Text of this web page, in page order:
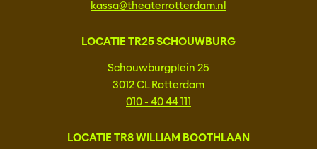
kassa@theaterrotterdam.nl
LOCATIE TR25 SCHOUWBURG
Schouwburgplein 25
3012 CL Rotterdam
010 - 40 44 111
LOCATIE TR8 WILLIAM BOOTHLAAN